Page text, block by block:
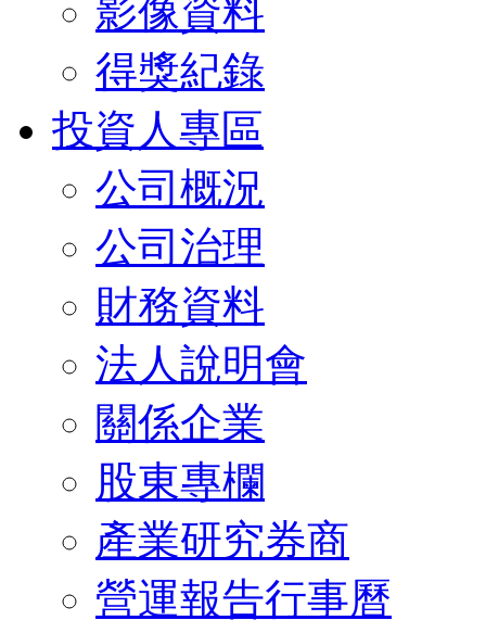
影像資料
得獎紀錄
投資人專區
公司概況
公司治理
財務資料
法人說明會
關係企業
股東專欄
產業研究券商
營運報告行事曆